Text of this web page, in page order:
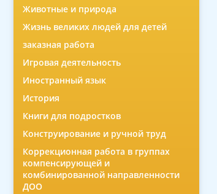
Животные и природа
Жизнь великих людей для детей
заказная работа
Игровая деятельность
Иностранный язык
История
Книги для подростков
Конструирование и ручной труд
Коррекционная работа в группах
компенсирующей и
комбинированной направленности
ДОО